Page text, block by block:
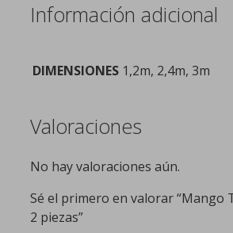
Información adicional
DIMENSIONES 1,2m, 2,4m, 3m
Valoraciones
No hay valoraciones aún.
Sé el primero en valorar “Mango
2 piezas”